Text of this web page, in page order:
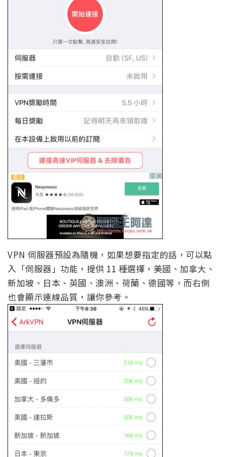
VPN 伺服器預設為隨機，如果想要指定的話，可以點
入「伺服器」功能，提供 11 種選擇，美國、加拿大、
新加坡、日本、英國、澳洲、荷蘭、德國等，而右側
也會顯示連線品質，讓你參考。